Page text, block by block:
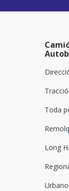
Toda
Long
Urbano